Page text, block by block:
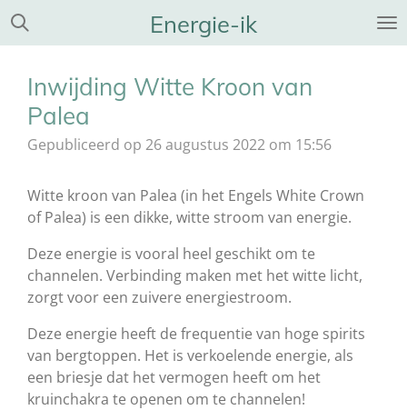
Ga
hoofdinhoud
Energie-ik
Inwijding Witte Kroon van
Palea
Gepubliceerd op 26 augustus 2022 om 15:56
Witte kroon van Palea (in het Engels White Crown
of Palea) is een dikke, witte stroom van energie.
Deze energie is vooral heel geschikt om te
channelen. Verbinding maken met het witte licht,
zorgt voor een zuivere energiestroom.
Deze energie heeft de frequentie van hoge spirits
van bergtoppen. Het is verkoelende energie, als
een briesje dat het vermogen heeft om het
kruinchakra te openen om te channelen!